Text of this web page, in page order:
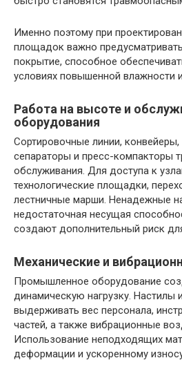
Именно поэтому при
площадок важно
покрытие, способное
условиях повышенной влажности
Работа на высоте и
оборудования
Сортировочные линии,
сепараторы и пресс-компакторы
обслуживания. Для доступа к
технологические площадки,
лестничные марши. Ненадежные
недостаточная несущая
создают дополнительный риск
Механические и
Промышленное оборудование
динамическую нагрузку.
выдерживать вес персонала,
частей, а также вибрационные
Использование неподходящих
деформации и ускоренному